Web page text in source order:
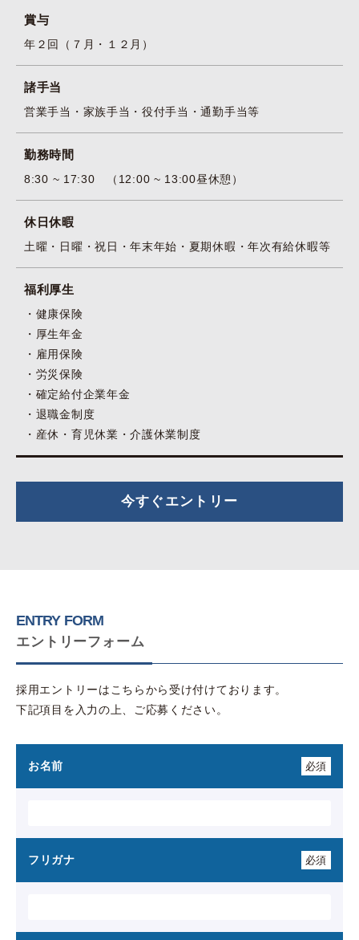
賞与
年２回（７月・１２月）
諸手当
営業手当・家族手当・役付手当・通勤手当等
勤務時間
8:30 ~ 17:30 （12:00 ~ 13:00昼休憩）
休日休暇
土曜・日曜・祝日・年末年始・夏期休暇・年次有給休暇等
福利厚生
健康保険
厚生年金
雇用保険
労災保険
確定給付企業年金
退職金制度
産休・育児休業・介護休業制度
今すぐエントリー
ENTRY FORM
エントリーフォーム
採用エントリーはこちらから受け付けております。
下記項目を入力の上、ご応募ください。
お名前 必須
フリガナ 必須